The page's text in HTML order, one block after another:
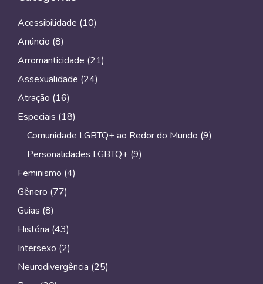
Acessibilidade (10)
Anúncio (8)
Arromanticidade (21)
Assexualidade (24)
Atração (16)
Especiais (18)
Comunidade LGBTQ+ ao Redor do Mundo (9)
Personalidades LGBTQ+ (9)
Feminismo (4)
Gênero (77)
Guias (8)
História (43)
Intersexo (2)
Neurodivergência (25)